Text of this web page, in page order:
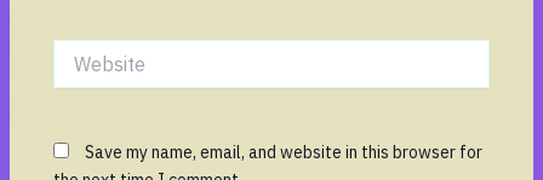
Website
Save my name, email, and website in this browser for